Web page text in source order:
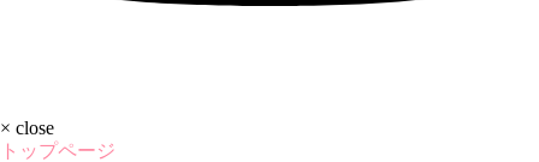
× close
トップページ